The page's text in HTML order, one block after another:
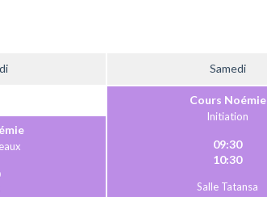
Samedi
Cours Noémie
Initiation
09:30
10:30
Salle Tatansa